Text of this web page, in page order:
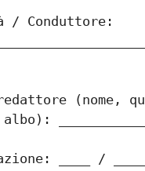
/ Conduttore:
(nome,
____ / ____